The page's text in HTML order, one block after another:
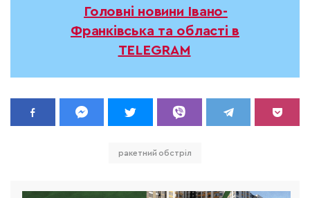
Головні новини Івано-
Франківська та області в
TELEGRAM
ракетний обстріл